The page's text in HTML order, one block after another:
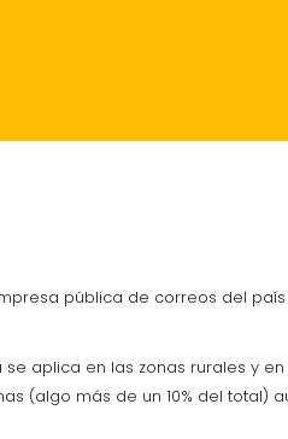
pública de correos del país
aplica en las zonas rurales y
(algo más de un 10% del total)